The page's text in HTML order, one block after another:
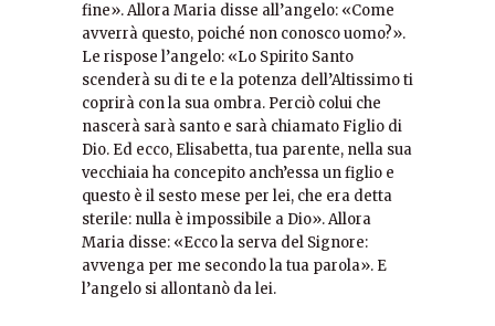
fine». Allora Maria disse all’angelo: «Come
avverrà questo, poiché non conosco uomo?».
Le rispose l’angelo: «Lo Spirito Santo
scenderà su di te e la potenza dell’Altissimo ti
coprirà con la sua ombra. Perciò colui che
nascerà sarà santo e sarà chiamato Figlio di
Dio. Ed ecco, Elisabetta, tua parente, nella sua
vecchiaia ha concepito anch’essa un figlio e
questo è il sesto mese per lei, che era detta
sterile: nulla è impossibile a Dio». Allora
Maria disse: «Ecco la serva del Signore:
avvenga per me secondo la tua parola». E
l’angelo si allontanò da lei.